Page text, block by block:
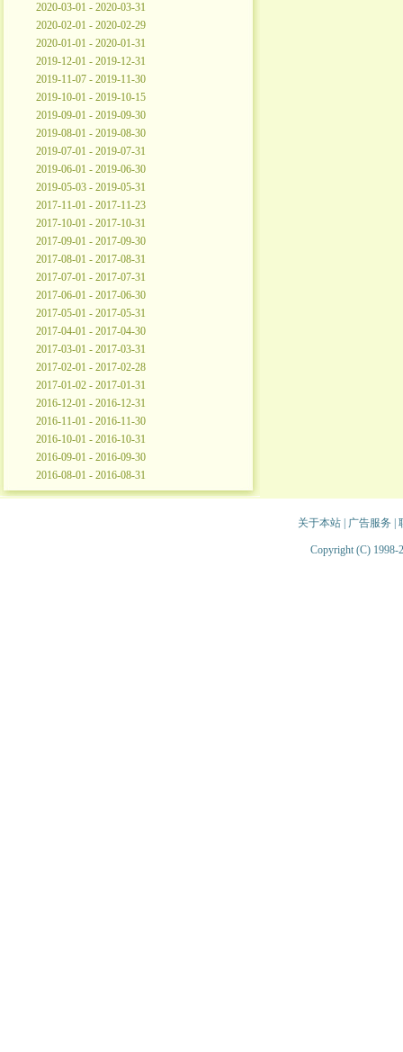
2020-03-01 - 2020-03-31
2020-02-01 - 2020-02-29
2020-01-01 - 2020-01-31
2019-12-01 - 2019-12-31
2019-11-07 - 2019-11-30
2019-10-01 - 2019-10-15
2019-09-01 - 2019-09-30
2019-08-01 - 2019-08-30
2019-07-01 - 2019-07-31
2019-06-01 - 2019-06-30
2019-05-03 - 2019-05-31
2017-11-01 - 2017-11-23
2017-10-01 - 2017-10-31
2017-09-01 - 2017-09-30
2017-08-01 - 2017-08-31
2017-07-01 - 2017-07-31
2017-06-01 - 2017-06-30
2017-05-01 - 2017-05-31
2017-04-01 - 2017-04-30
2017-03-01 - 2017-03-31
2017-02-01 - 2017-02-28
2017-01-02 - 2017-01-31
2016-12-01 - 2016-12-31
2016-11-01 - 2016-11-30
2016-10-01 - 2016-10-31
2016-09-01 - 2016-09-30
2016-08-01 - 2016-08-31
关于本站| 广告服务
Copyright (C) 1998-